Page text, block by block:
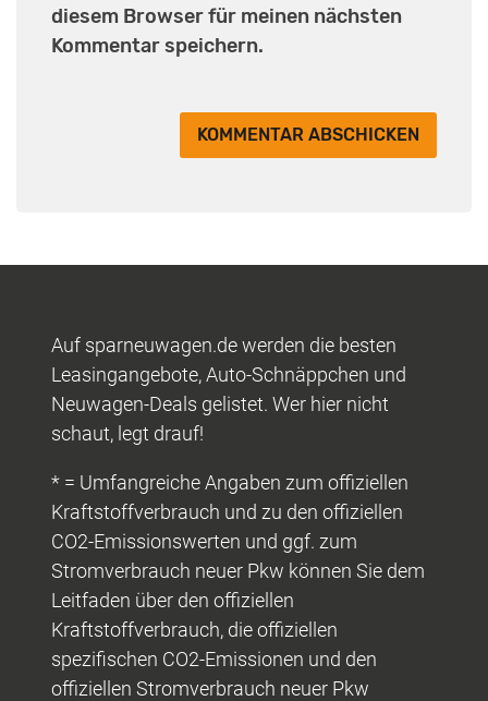
diesem Browser für meinen nächsten
Kommentar speichern.
Auf sparneuwagen.de werden die besten
Leasingangebote, Auto-Schnäppchen und
Neuwagen-Deals gelistet. Wer hier nicht
schaut, legt drauf!
* = Umfangreiche Angaben zum offiziellen
Kraftstoffverbrauch und zu den offiziellen
CO2-Emissionswerten und ggf. zum
Stromverbrauch neuer Pkw können Sie dem
Leitfaden über den offiziellen
Kraftstoffverbrauch, die offiziellen
spezifischen CO2-Emissionen und den
offiziellen Stromverbrauch neuer Pkw